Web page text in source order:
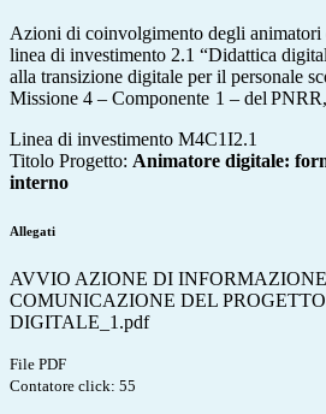
Azioni di coinvolgimento degli animatori
linea di investimento 2.1 “Didattica
alla transizione digitale per il personale
Missione 4 – Componente 1 – del PNRR,
Linea di investimento M4C1I2.1
Titolo Progetto: Animatore digitale:
interno
Allegati
AVVIO AZIONE DI
COMUNICAZIONE DEL
DIGITALE_1.pdf
File PDF
Contatore click: 55